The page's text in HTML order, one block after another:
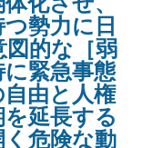
勢力に日
的な［弱
緊急事態
由と人権
延長する
く危険な動